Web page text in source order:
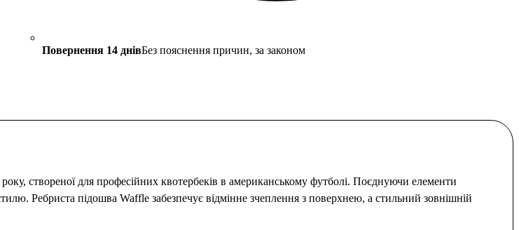
Повернення 14 днівБез пояснення причин, за законом
створеної для професійних квотербеків в американському футболі. Поєднуючи елементи
Ребриста підошва Waffle забезпечує відмінне зчеплення з поверхнею, а стильний зовнішній